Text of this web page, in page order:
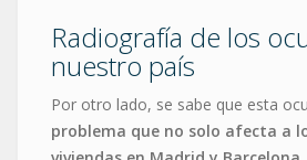
Radiografía de los
nuestro país
Por otro lado, se sabe que esta
problema que no solo afecta a